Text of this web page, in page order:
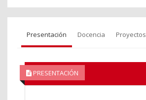
Presentación Docencia Proyectos
PRESENTACIÓN